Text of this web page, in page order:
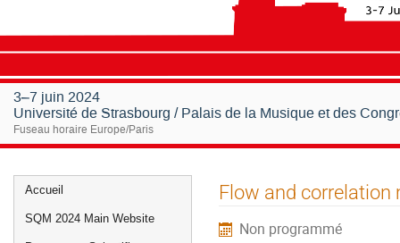
3–7 juin 2024
Université de Strasbourg / Palais de la Musique et des
Fuseau horaire Europe/Paris
Menu
de
Accueil
SQM 2024 Main Website
Flow and
Non programmé